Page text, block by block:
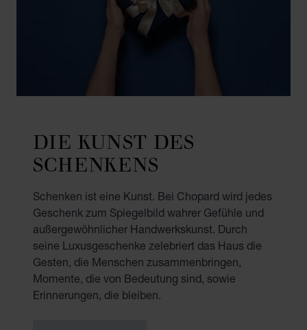
DIE KUNST DES
SCHENKENS
Schenken ist eine Kunst. Bei Chopard wird jedes
Geschenk zum Spiegelbild wahrer Gefühle und
außergewöhnlicher Handwerkskunst. Durch
seine Luxusgeschenke zelebriert das Haus die
Gesten, die Menschen zusammenbringen,
Momente, die von Bedeutung sind, sowie
Erinnerungen, die bleiben.